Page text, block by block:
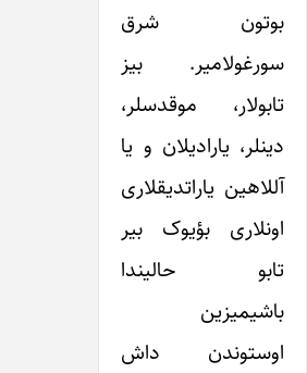
بوتون شرق
سورغولامیر. بیز
تابولار، موقدسلر،
دینلر، یارادیلان و یا
آللاهین یاراتدیقلاری
اونلاری بؤیوک بیر
تابو حالیندا
باشیمیزین
اوستوندن داش